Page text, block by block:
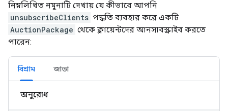
নিম্নলিখিত নমুনাটি দেখায় যে কীভাবে আপনি
unsubscribeClients পদ্ধতি ব্যবহার করে একটি
AuctionPackage থেকে ক্লায়েন্টদের আনসাবস্ক্রাইব করতে
পারেন:
বিশ্রাম জাভা
অনুরোধ